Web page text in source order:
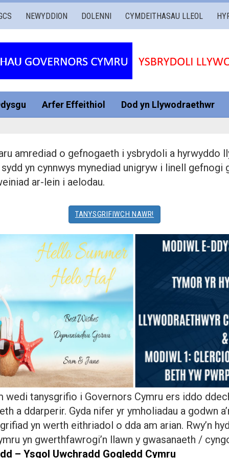
NEWYDDION DOLENNI CYMDEITHASAU LLEOL
Arfer Effeithiol Dod yn Llywodraethwr
amrediad o gefnogaeth i ysbrydoli a
yn cynnwys mynediad unigryw i linell
ar-lein i aelodau.
TANYSGRIFIWCH NAWR!
tanysgrifio i Governors Cymru ers iddo
a ddarperir. Gyda nifer yr ymholiadau a godwn
yn werth eithriadol o dda am arian. Rwy’n
yn gwerthfawrogi’n llawn y gwasanaeth /
– Ysgol Uwchradd Gogledd Cymru